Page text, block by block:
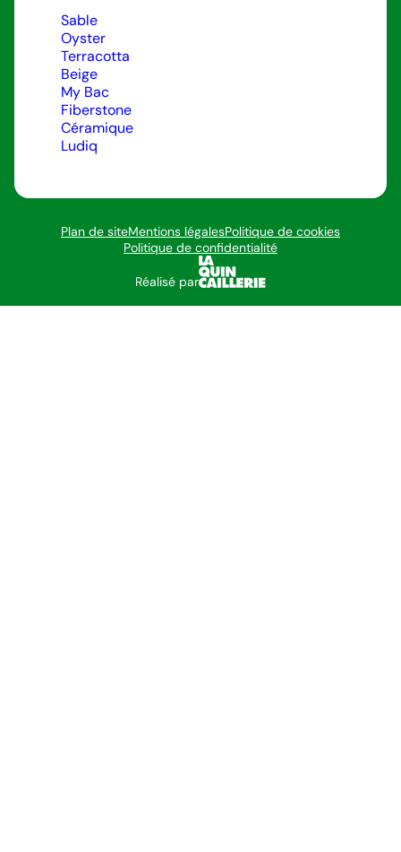
Sable
Oyster
Terracotta
Beige
My Bac
Fiberstone
Céramique
Ludiq
Plan de siteMentions légalesPolitique de cookies
Politique de confidentialité
Réalisé par